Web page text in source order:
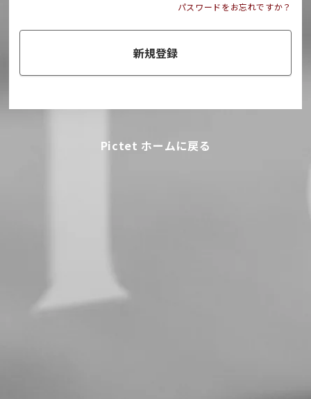
パスワードをお忘れですか？
新規登録
Pictet ホームに戻る